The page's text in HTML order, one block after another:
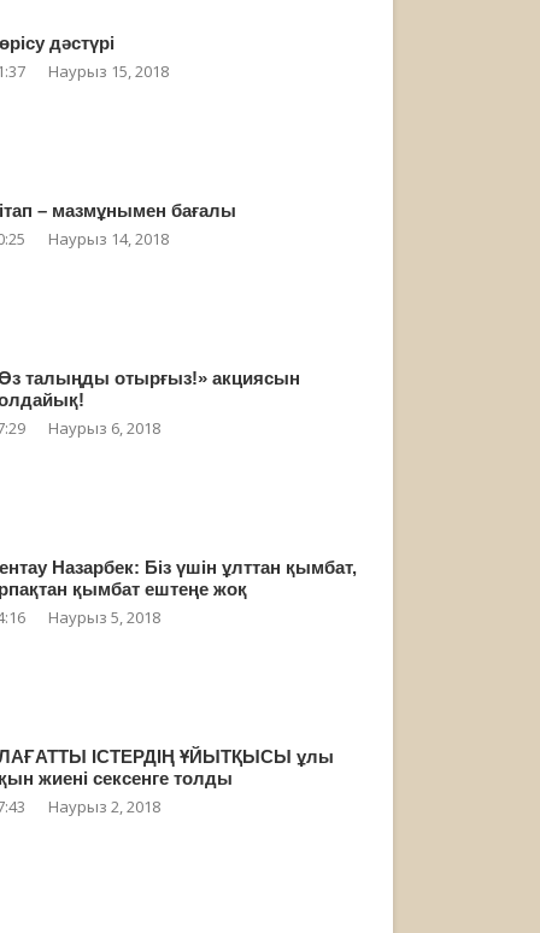
дәстүрі
Наурыз 15, 2018
– мазмұнымен бағалы
Наурыз 14, 2018
талыңды отырғыз!» акциясын
Наурыз 6, 2018
Назарбек: Біз үшін ұлттан қымбат,
қымбат ештеңе жоқ
Наурыз 5, 2018
ІСТЕРДІҢ ҰЙЫТҚЫСЫ ұлы
жиені сексенге толды
Наурыз 2, 2018